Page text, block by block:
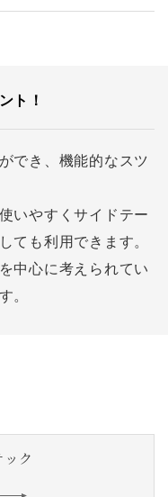
ト！
でき、機能的なスツ
いやすくサイドテー
ても利用できます。
中心に考えられてい
。
ク